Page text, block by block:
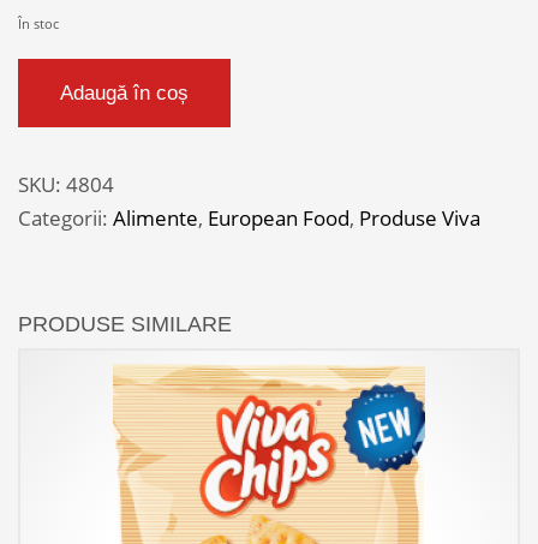
În stoc
VIVA
CRUNCH
BARBEQUE
Adaugă în coș
SKU: 4804
Categorii: Alimente, European Food, Produse Viva
PRODUSE SIMILARE